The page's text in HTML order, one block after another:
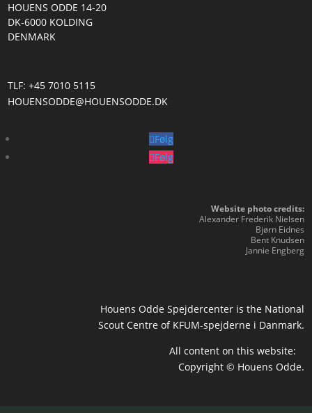
HOUENS ODDE 14-20
DK-6000 KOLDING
DENMARK
TLF: +45 7010 5115
HOUENSODDE@HOUENSODDE.DK
Følg
Følg
Website photo credits:
Alexander Frederik Nielsen
Bjørn Eidnes
Bent Knudsen
Jannie Engberg
Houens Odde Spejdercenter is the National
Scout Centre of KFUM-spejderne i Danmark.
All content on this website:
Copyright © Houens Odde.